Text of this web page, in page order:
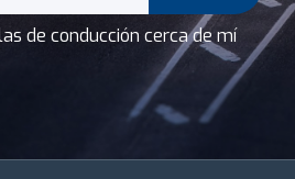
de conducción cerca de mí